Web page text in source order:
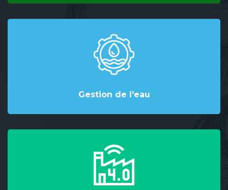
Gestion de l'eau